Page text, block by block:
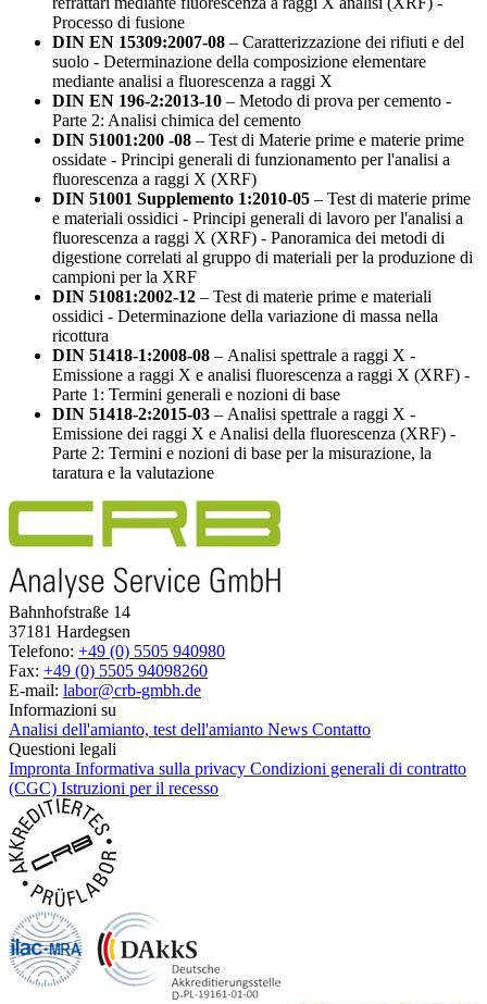
Processo di fusione
DIN EN 15309:2007-08 – Caratterizzazione dei rifiuti e del
suolo - Determinazione della composizione elementare
mediante analisi a fluorescenza a raggi X
DIN EN 196-2:2013-10 – Metodo di prova per cemento -
Parte 2: Analisi chimica del cemento
DIN 51001:200 -08 – Test di Materie prime e materie prime
ossidate - Principi generali di funzionamento per l'analisi a
fluorescenza a raggi X (XRF)
DIN 51001 Supplemento 1:2010-05 – Test di materie prime
e materiali ossidici - Principi generali di lavoro per l'analisi a
fluorescenza a raggi X (XRF) - Panoramica dei metodi di
digestione correlati al gruppo di materiali per la produzione di
campioni per la XRF
DIN 51081:2002-12 – Test di materie prime e materiali
ossidici - Determinazione della variazione di massa nella
ricottura
DIN 51418-1:2008-08 – Analisi spettrale a raggi X -
Emissione a raggi X e analisi fluorescenza a raggi X (XRF) -
Parte 1: Termini generali e nozioni di base
DIN 51418-2:2015-03 – Analisi spettrale a raggi X -
Emissione dei raggi X e Analisi della fluorescenza (XRF) -
Parte 2: Termini e nozioni di base per la misurazione, la
taratura e la valutazione
Bahnhofstraße 14
37181 Hardegsen
Telefono: +49 (0) 5505 940980
Fax: +49 (0) 5505 94098260
E-mail: labor@crb-gmbh.de
Informazioni su
Analisi dell'amianto, test dell'amianto News Contatto
Questioni legali
Impronta Informativa sulla privacy Condizioni generali di contratto
(CGC) Istruzioni per il recesso